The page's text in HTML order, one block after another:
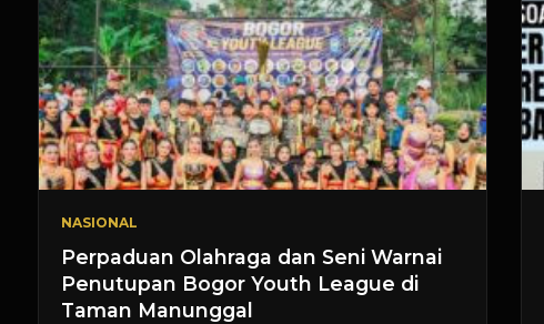
NASIONAL
Perpaduan Olahraga dan Seni Warnai
Penutupan Bogor Youth League di
Taman Manunggal